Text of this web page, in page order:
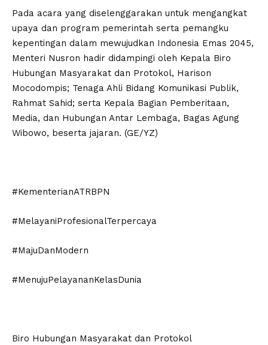
Pada acara yang diselenggarakan untuk mengangkat
upaya dan program pemerintah serta pemangku
kepentingan dalam mewujudkan Indonesia Emas 2045,
Menteri Nusron hadir didampingi oleh Kepala Biro
Hubungan Masyarakat dan Protokol, Harison
Mocodompis; Tenaga Ahli Bidang Komunikasi Publik,
Rahmat Sahid; serta Kepala Bagian Pemberitaan,
Media, dan Hubungan Antar Lembaga, Bagas Agung
Wibowo, beserta jajaran. (GE/YZ)
#KementerianATRBPN
#MelayaniProfesionalTerpercaya
#MajuDanModern
#MenujuPelayananKelasDunia
Biro Hubungan Masyarakat dan Protokol